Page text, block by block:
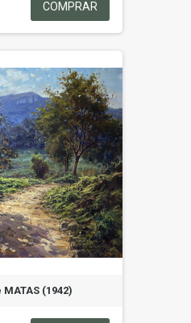
COMPRAR
(1942)